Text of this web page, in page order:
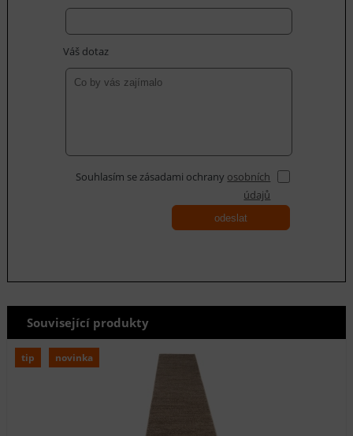
Váš dotaz
Souhlasím se zásadami ochrany osobních
údajů
odeslat
Související produkty
tip novinka